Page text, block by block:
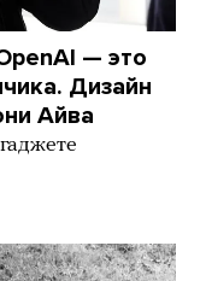
— это
Дизайн
Айва